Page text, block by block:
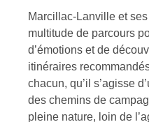
Marcillac-Lanville et
multitude de parcours
d’émotions et de
itinéraires
chacun, qu’il s’agisse
des chemins de
pleine nature, loin de